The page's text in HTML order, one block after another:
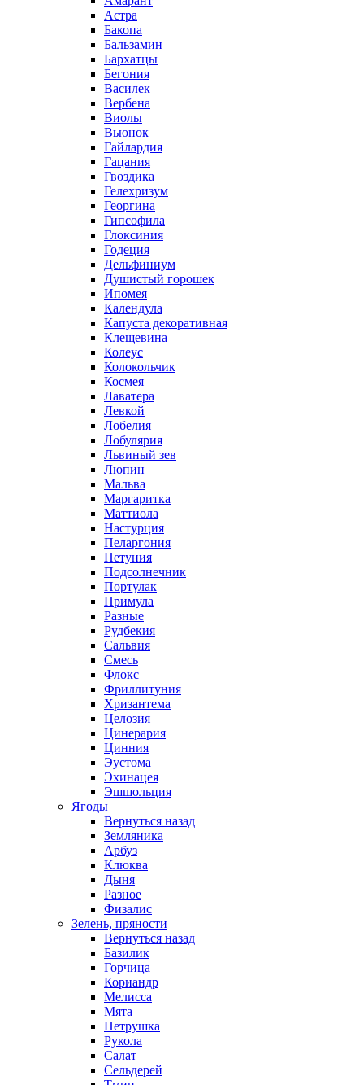
Астра
Бакопа
Бальзамин
Бархатцы
Бегония
Василек
Вербена
Виолы
Вьюнок
Гайлардия
Гацания
Гвоздика
Гелехризум
Георгина
Гипсофила
Глоксиния
Годеция
Дельфиниум
Душистый горошек
Ипомея
Календула
Капуста декоративная
Клещевина
Колеус
Колокольчик
Космея
Лаватера
Левкой
Лобелия
Лобулярия
Львиный зев
Люпин
Мальва
Маргаритка
Маттиола
Настурция
Пеларгония
Петуния
Подсолнечник
Портулак
Примула
Разные
Рудбекия
Сальвия
Смесь
Флокс
Фриллитуния
Хризантема
Целозия
Цинерария
Цинния
Эустома
Эхинацея
Эшшольция
Ягоды
Вернуться назад
Земляника
Арбуз
Клюква
Дыня
Разное
Физалис
Зелень, пряности
Вернуться назад
Базилик
Горчица
Кориандр
Мелисса
Мята
Петрушка
Рукола
Салат
Сельдерей